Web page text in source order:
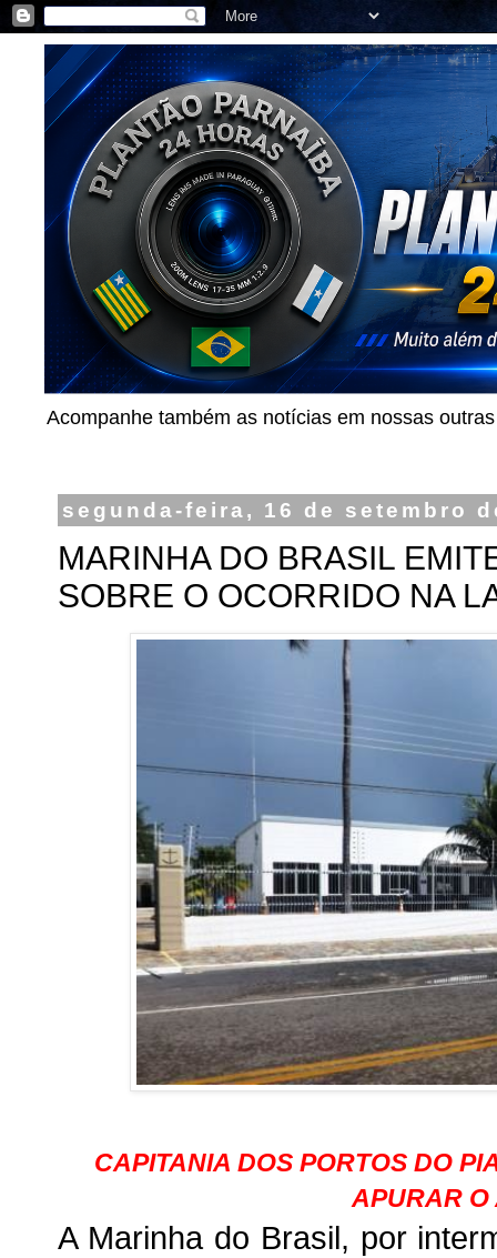
Acompanhe também as notícias em nossas
segunda-feira, 16 de setembro
MARINHA DO BRASIL
SOBRE O OCORRIDO NA
CAPITANIA DOS PORTOS DO
APURAR
A Marinha do Brasil, por